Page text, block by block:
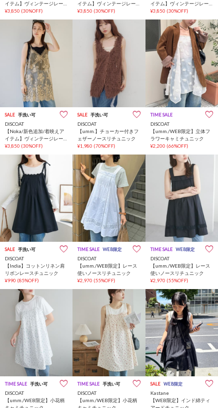
イテム】ヴィンテージレー
スキャミチュニック
¥3,850 (30%OFF)
イテム】ヴィンテージレー
スキャミチュニック
¥3,850 (30%OFF)
イテム】ヴィンテージレー
スキャミチュニック
¥3,850 (30%OFF)
SALE 手洗い可
DISCOAT
【Noka/新色追加/着映えア
イテム】ヴィンテージレー
スキャミチュニック
¥3,850 (30%OFF)
SALE 手洗い可
DISCOAT
【umm.】チョーカー付きフ
ェザーノースリチュニック
¥1,980 (70%OFF)
TIME SALE
DISCOAT
【umm./WEB限定】立体フ
ラワーキャミチュニック
¥2,200 (66%OFF)
SALE 手洗い可
DISCOAT
【India】コットンリネン肩
リボンレースチュニック
¥990 (85%OFF)
TIME SALE WEB限定
DISCOAT
【umm./WEB限定】レース
使いノースリチュニック
¥2,970 (55%OFF)
TIME SALE WEB限定
DISCOAT
【umm./WEB限定】レース
使いノースリチュニック
¥2,970 (55%OFF)
TIME SALE 手洗い可
DISCOAT
【umm./WEB限定】小花柄
TIME SALE 手洗い可
DISCOAT
【umm./WEB限定】小花柄
SALE WEB限定
Kastane
【WEB限定】インド綿ティ